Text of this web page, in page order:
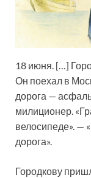
18 июня. […]
Он поехал в
дорога —
милиционер.
велосипеде». —
дорога».
Городкову